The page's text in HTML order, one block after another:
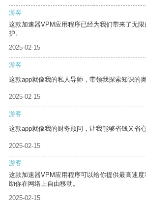
游客
这款加速器VPM应用程序已经为我们带来了无
护。
2025-02-15
游客
这款app就像我的私人导师，带领我探索知识的奥
2025-02-15
游客
这款app就像我的财务顾问，让我能够省钱又省心
2025-02-15
游客
这款加速器VPM应用程序可以给你提供最高速
助你在网络上自由移动。
2025-02-15